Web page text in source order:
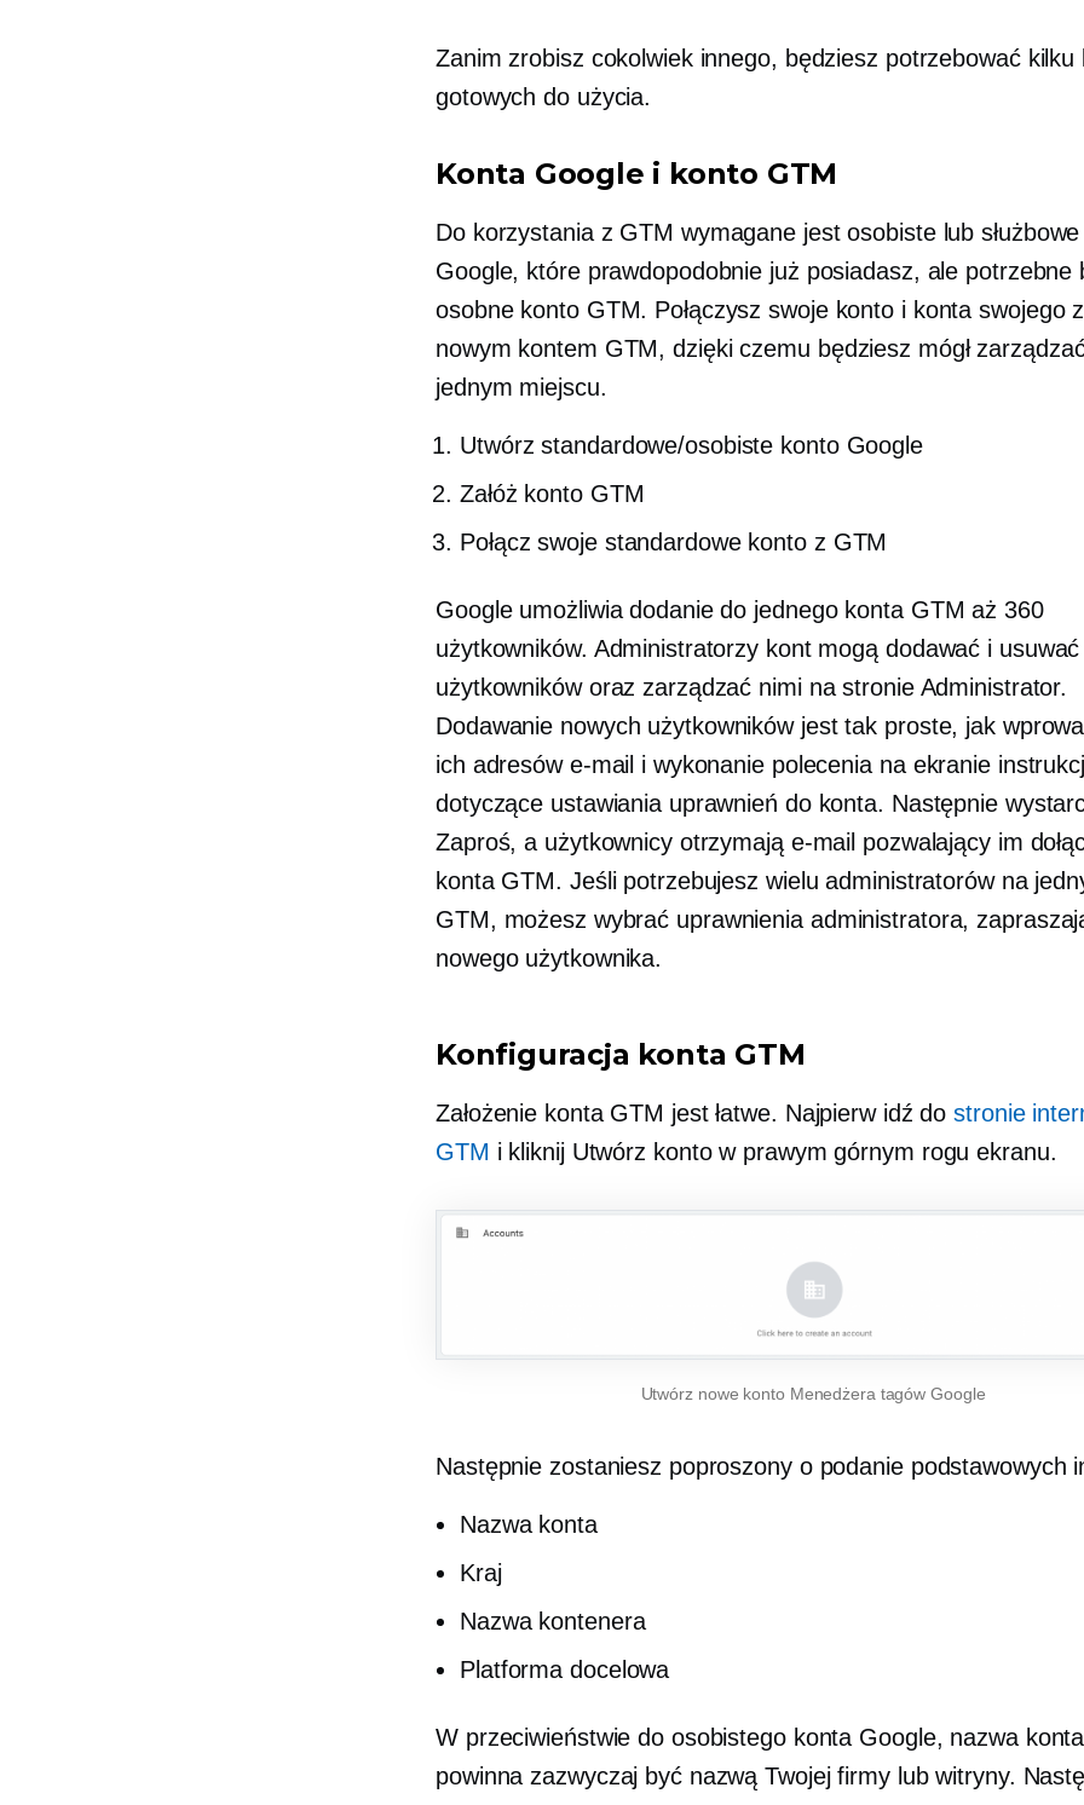
Zanim zrobisz cokolwiek innego, będziesz potrzebować kilku
gotowych do użycia.
Konta Google i konto GTM
Do korzystania z GTM wymagane jest osobiste lub
Google, które prawdopodobnie już posiadasz, ale potrzebne
osobne konto GTM. Połączysz swoje konto i konta swojego
nowym kontem GTM, dzięki czemu będziesz mógł
jednym miejscu.
Utwórz standardowe/osobiste konto Google
Załóż konto GTM
Połącz swoje standardowe konto z GTM
Google umożliwia dodanie do jednego konta GTM aż 360
użytkowników. Administratorzy kont mogą dodawać i usuwać
użytkowników oraz zarządzać nimi na stronie Administrator.
Dodawanie nowych użytkowników jest tak proste, jak
ich adresów e-mail i wykonanie polecenia na ekranie
dotyczące ustawiania uprawnień do konta. Następnie
Zaproś, a użytkownicy otrzymają e-mail pozwalający im
konta GTM. Jeśli potrzebujesz wielu administratorów na
GTM, możesz wybrać uprawnienia administratora,
nowego użytkownika.
Konfiguracja konta GTM
Założenie konta GTM jest łatwe. Najpierw idź dostronie
GTM i kliknij Utwórz konto w prawym górnym rogu ekranu.
Utwórz nowe konto Menedżera tagów Google
Następnie zostaniesz poproszony o podanie podstawowych
Nazwa konta
Kraj
Nazwa kontenera
Platforma docelowa
W przeciwieństwie do osobistego konta Google, nazwa
powinna zazwyczaj być nazwą Twojej firmy lub witryny.